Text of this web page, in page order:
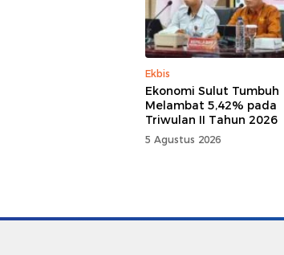
Ekbis
Ekonomi Sulut Tumbuh
Melambat 5,42% pada
Triwulan II Tahun 2026
5 Agustus 2026